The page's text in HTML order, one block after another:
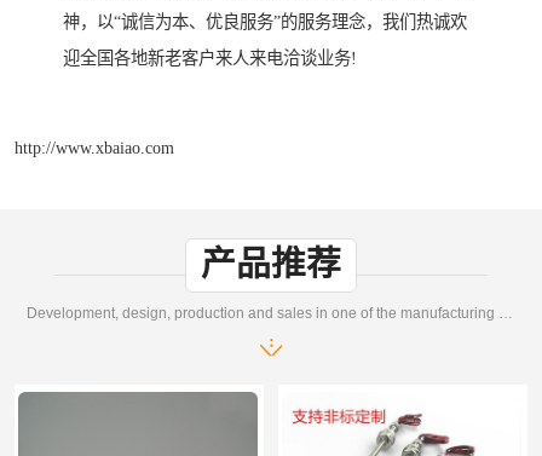
神，以“诚信为本、优良服务”的服务理念，我们热诚欢
迎全国各地新老客户来人来电洽谈业务!
http://www.xbaiao.com
产品推荐
Development, design, production and sales in one of the manufacturing enterprises